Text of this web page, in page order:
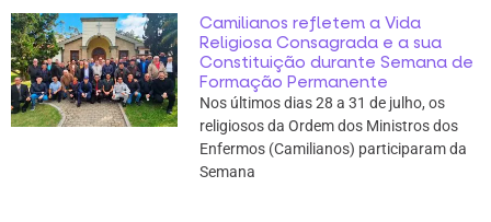
Camilianos refletem a Vida
Religiosa Consagrada e a sua
Constituição durante Semana de
Formação Permanente
Nos últimos dias 28 a 31 de julho, os
religiosos da Ordem dos Ministros dos
Enfermos (Camilianos) participaram da
Semana